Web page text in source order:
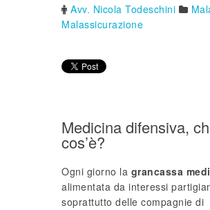
Avv. Nicola Todeschini
Malassicurazione
Medicina difensiva,
cos’è?
Ogni giorno la grancassa
alimentata da interessi
soprattutto delle compagnie di